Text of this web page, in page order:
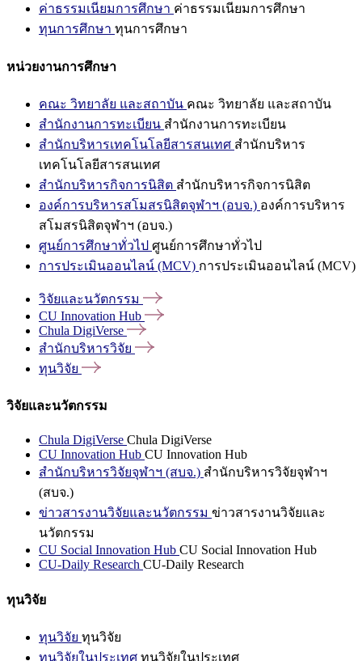
ค่าธรรมเนียมการศึกษา ค่าธรรมเนียมการศึกษา
ทุนการศึกษา ทุนการศึกษา
หน่วยงานการศึกษา
คณะ วิทยาลัย และสถาบัน คณะ วิทยาลัย และสถาบัน
สำนักงานการทะเบียน สำนักงานการทะเบียน
สำนักบริหารเทคโนโลยีสารสนเทศ สำนักบริหาร
เทคโนโลยีสารสนเทศ
สำนักบริหารกิจการนิสิต สำนักบริหารกิจการนิสิต
องค์การบริหารสโมสรนิสิตจุฬาฯ (อบจ.) องค์การบริหาร
สโมสรนิสิตจุฬาฯ (อบจ.)
ศูนย์การศึกษาทั่วไป ศูนย์การศึกษาทั่วไป
การประเมินออนไลน์ (MCV) การประเมินออนไลน์ (MCV)
วิจัยและนวัตกรรม
CU Innovation Hub
Chula DigiVerse
สำนักบริหารวิจัย
ทุนวิจัย
วิจัยและนวัตกรรม
Chula DigiVerse Chula DigiVerse
CU Innovation Hub CU Innovation Hub
สำนักบริหารวิจัยจุฬาฯ (สบจ.) สำนักบริหารวิจัยจุฬาฯ
(สบจ.)
ข่าวสารงานวิจัยและนวัตกรรม ข่าวสารงานวิจัยและ
นวัตกรรม
CU Social Innovation Hub CU Social Innovation Hub
CU-Daily Research CU-Daily Research
ทุนวิจัย
ทุนวิจัย ทุนวิจัย
ทุนวิจัยในประเทศ ทุนวิจัยในประเทศ